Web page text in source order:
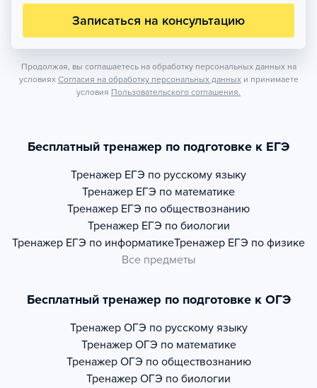
Записаться на консультацию
Продолжая, вы соглашаетесь на обработку персональных данных на
условиях Согласия на обработку персональных данных и принимаете
условия Пользовательского соглашения.
Бесплатный тренажер по подготовке к ЕГЭ
Тренажер ЕГЭ по русскому языку
Тренажер ЕГЭ по математике
Тренажер ЕГЭ по обществознанию
Тренажер ЕГЭ по биологии
Тренажер ЕГЭ по информатикеТренажер ЕГЭ по физике
Все предметы
Бесплатный тренажер по подготовке к ОГЭ
Тренажер ОГЭ по русскому языку
Тренажер ОГЭ по математике
Тренажер ОГЭ по обществознанию
Тренажер ОГЭ по биологии